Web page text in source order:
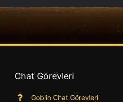
Chat Görevleri
Goblin Chat Görevleri